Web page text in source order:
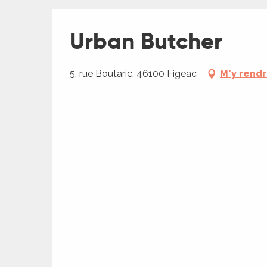
Urban Butcher
5, rue Boutaric, 46100 Figeac M'y